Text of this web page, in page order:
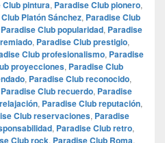
Club pintura, Paradise Club pionero,
Platón Sánchez, Paradise Club
Paradise Club popularidad, Paradise
, Paradise Club prestigio,
Club profesionalismo, Paradise
proyecciones, Paradise Club
, Paradise Club reconocido,
Paradise Club recuerdo, Paradise
, Paradise Club reputación,
Club reservaciones, Paradise
, Paradise Club retro,
Club rock, Paradise Club Roma,